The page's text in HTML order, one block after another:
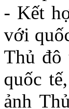
- Kết
với
Thủ đô
quốc
ảnh